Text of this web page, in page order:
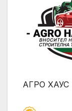
АГРО ХАУС